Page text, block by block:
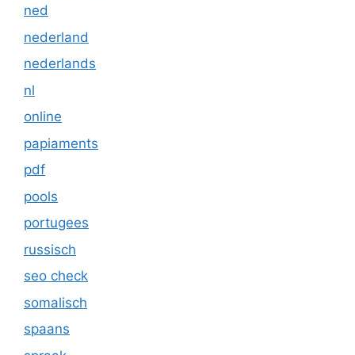
ned
nederland
nederlands
nl
online
papiaments
pdf
pools
portugees
russisch
seo check
somalisch
spaans